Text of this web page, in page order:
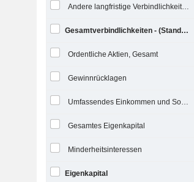
Andere langfristige Verbindlichkeiten
Gesamtverbindlichkeiten - (Standard / Utility Vorlage)
Ordentliche Aktien, Gesamt
Gewinnrücklagen
Umfassendes Einkommen und Sonstiges
Gesamtes Eigenkapital
Minderheitsinteressen
Eigenkapital